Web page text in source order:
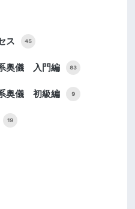
ス 45
奥儀 入門編 83
奥儀 初級編 9
19